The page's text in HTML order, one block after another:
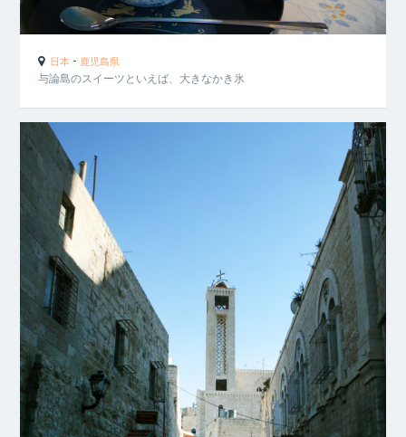
日本 - 鹿児島県
与論島のスイーツといえば、大きなかき氷